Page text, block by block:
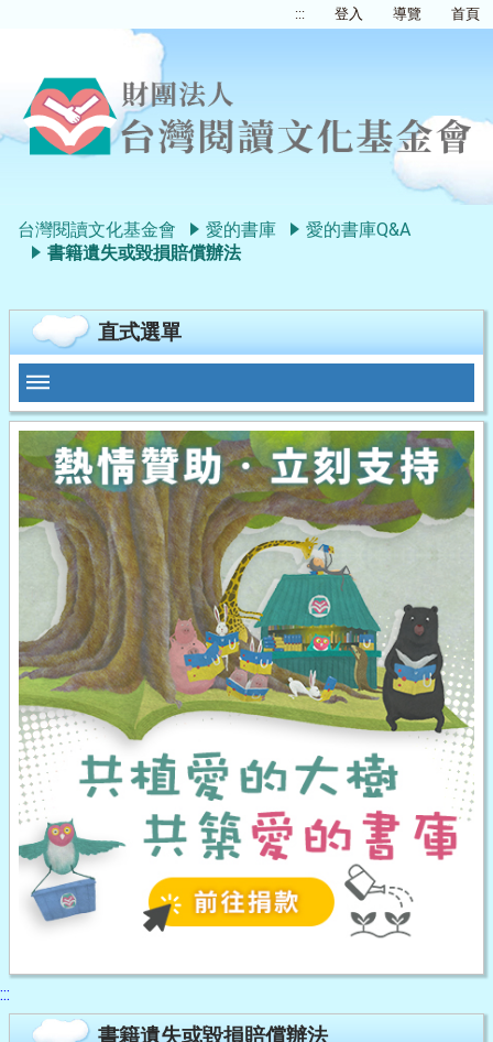
::: 登入 導覽 首頁
台灣閱讀文化基金會 愛的書庫
愛的書庫Q&A
書籍遺失或毀損賠償辦法
直式選單
:::
書籍遺失或毀損賠償辦法